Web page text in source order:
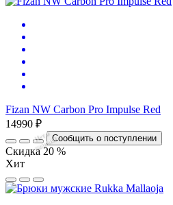
Fizan NW Carbon Pro Impulse Red
Нет
в
на
л
и
ч
и
и
14990 ₽
Сообщить о поступлении
Скидка 20 %
Хит